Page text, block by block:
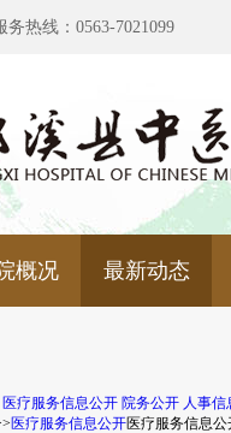
热线：0563-7021099
概况 最新动态
医疗服务信息公开 院务公开 人事信
医疗服务信息公开医疗服务信息公